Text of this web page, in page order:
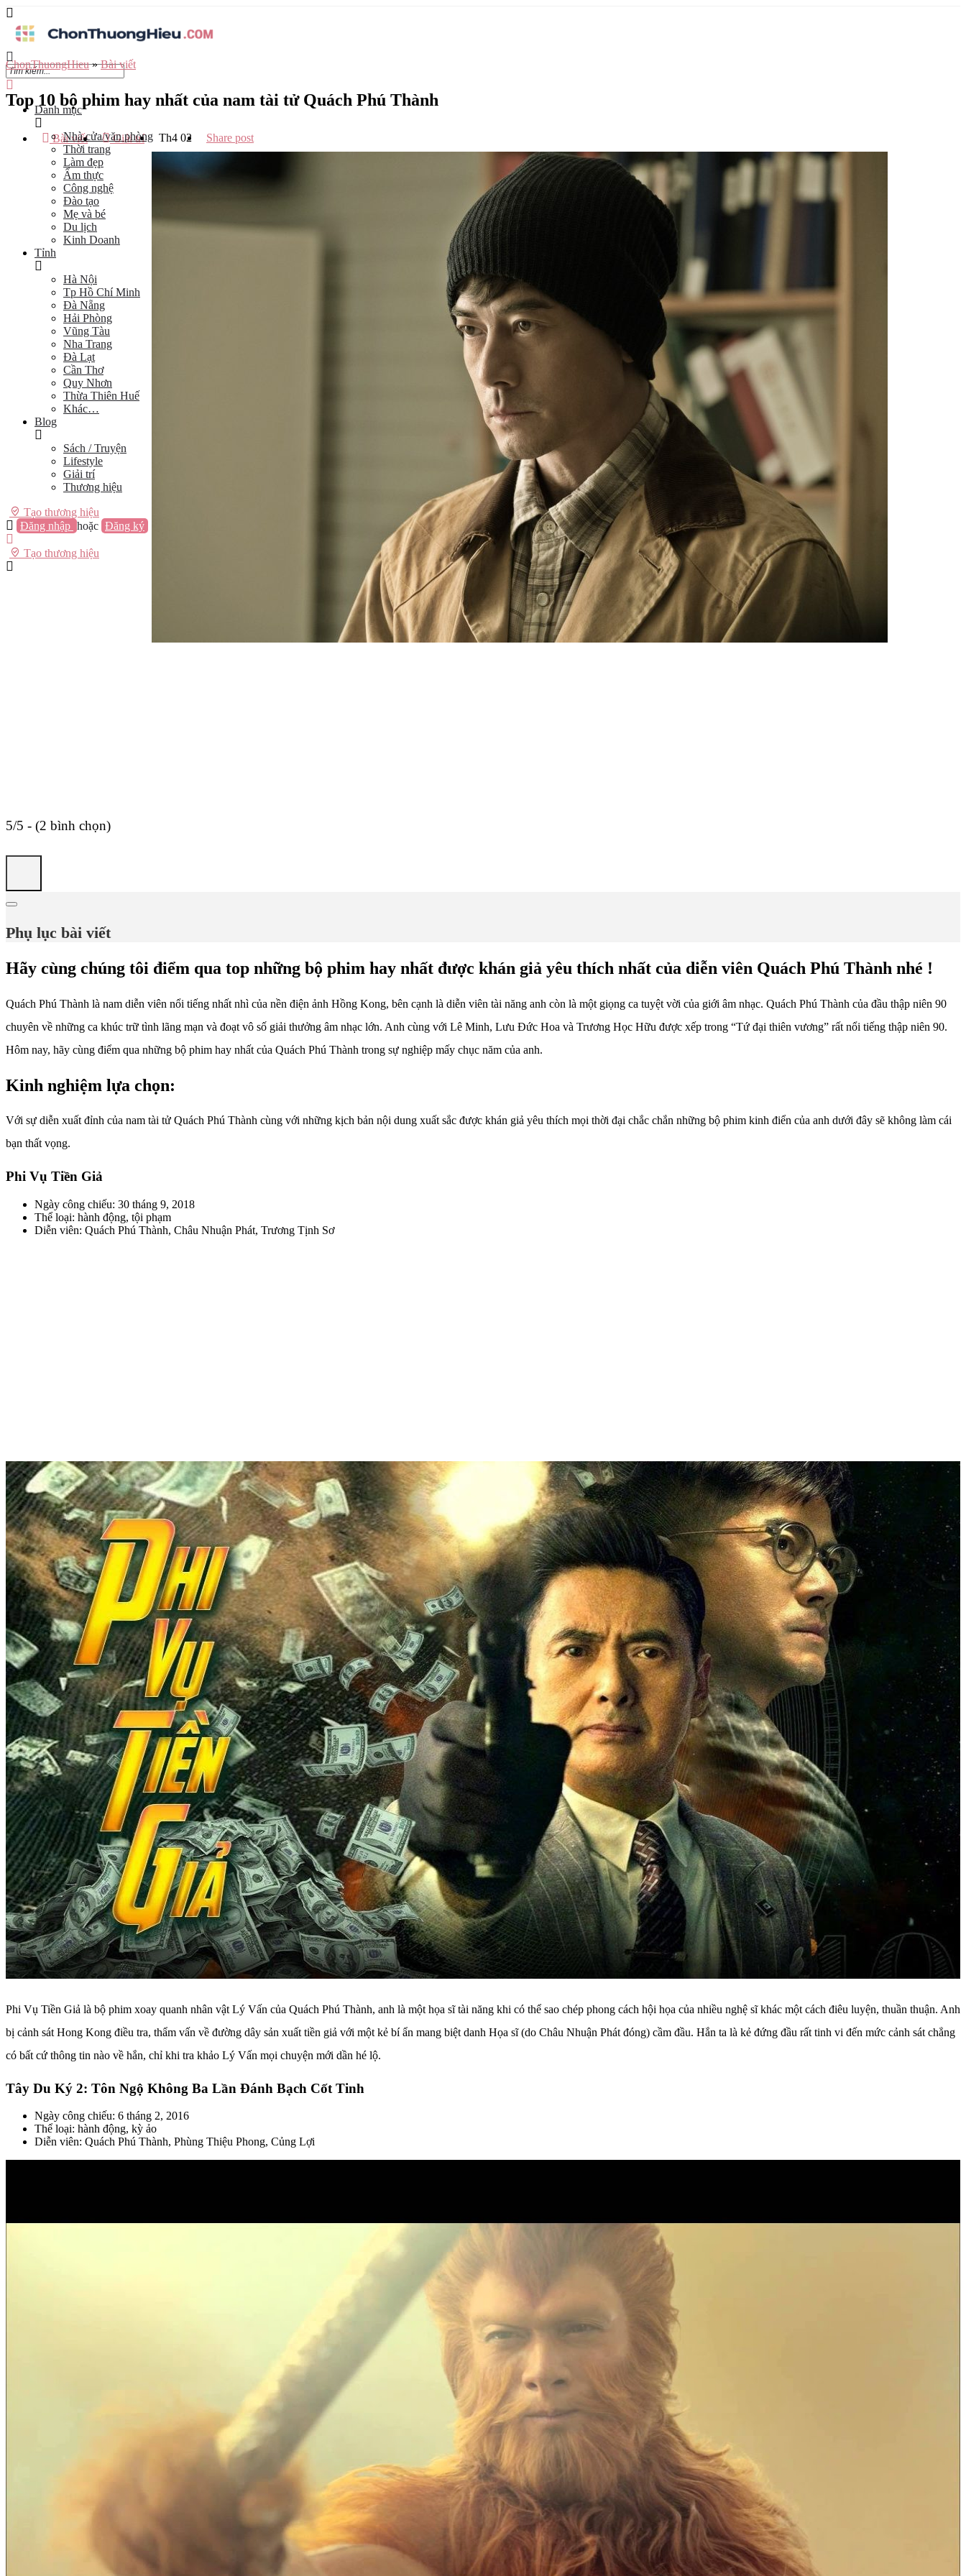
Danh mục
Nhà cửa/văn phòng
Thời trang
Làm đẹp
Ẩm thực
Công nghệ
Đào tạo
Mẹ và bé
Du lịch
Kinh Doanh
Tỉnh
Hà Nội
Tp Hồ Chí Minh
Đà Nẵng
Hải Phòng
Vũng Tàu
Nha Trang
Đà Lạt
Cần Thơ
Quy Nhơn
Thừa Thiên Huế
Khác…
Blog
Sách / Truyện
Lifestyle
Giải trí
Thương hiệu
Tạo thương hiệu
Đăng nhập hoặc Đăng ký
Tạo thương hiệu
ChonThuongHieu»Bài viết
Top 10 bộ phim hay nhất của nam tài tử Quách Phú Thành
Bài viết Giải trí Th4 02 Share post
5/5 - (2 bình chọn)
Phụ lục bài viết
Hãy cùng chúng tôi điểm qua top những bộ phim hay nhất được khán giả yêu thích nhất của diễn viên Quách Phú Thành nhé !
Quách Phú Thành là nam diễn viên nổi tiếng nhất nhì của nền điện ảnh Hồng Kong, bên cạnh là diễn viên tài năng anh còn là một giọng ca tuyệt vời của giới âm nhạc. Quách Phú Thành của đầu thập niên 90
chuyên về những ca khúc trữ tình lãng mạn và đoạt vô số giải thưởng âm nhạc lớn. Anh cùng với Lê Minh, Lưu Đức Hoa và Trương Học Hữu được xếp trong “Tứ đại thiên vương” rất nổi tiếng thập niên 90.
Hôm nay, hãy cùng điểm qua những bộ phim hay nhất của Quách Phú Thành trong sự nghiệp mấy chục năm của anh.
Kinh nghiệm lựa chọn:
Với sự diễn xuất đỉnh của nam tài tử Quách Phú Thành cùng với những kịch bản nội dung xuất sắc được khán giả yêu thích mọi thời đại chắc chắn những bộ phim kinh điển của anh dưới đây sẽ không làm cái
bạn thất vọng.
Phi Vụ Tiền Giả
Ngày công chiếu: 30 tháng 9, 2018
Thể loại: hành động, tội phạm
Diễn viên: Quách Phú Thành, Châu Nhuận Phát, Trương Tịnh Sơ
Phi Vụ Tiền Giả là bộ phim xoay quanh nhân vật Lý Vấn của Quách Phú Thành, anh là một họa sĩ tài năng khi có thể sao chép phong cách hội họa của nhiều nghệ sĩ khác một cách điêu luyện, thuần thuận. Anh
bị cảnh sát Hong Kong điều tra, thẩm vấn về đường dây sản xuất tiền giả với một kẻ bí ẩn mang biệt danh Họa sĩ (do Châu Nhuận Phát đóng) cầm đầu. Hắn ta là kẻ đứng đầu rất tinh vi đến mức cảnh sát chẳng
có bất cứ thông tin nào về hắn, chỉ khi tra khảo Lý Vấn mọi chuyện mới dần hé lộ.
Tây Du Ký 2: Tôn Ngộ Không Ba Lần Đánh Bạch Cốt Tinh
Ngày công chiếu: 6 tháng 2, 2016
Thể loại: hành động, kỳ ảo
Diễn viên: Quách Phú Thành, Phùng Thiệu Phong, Củng Lợi